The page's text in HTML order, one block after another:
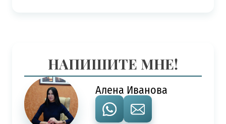
НАПИШИТЕ МНЕ!
Алена Иванова